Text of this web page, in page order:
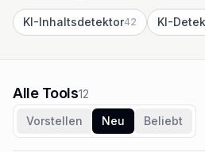
KI-Inhaltsdetektor42 KI-
Alle Tools12
Vorstellen
Neu Beliebt